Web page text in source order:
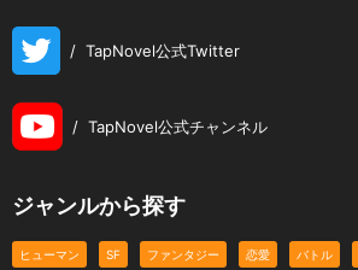
/ TapNovel公式Twitter
/ TapNovel公式チャンネル
ジャンルから探す
ヒューマン SF ファンタジー 恋愛 バトル